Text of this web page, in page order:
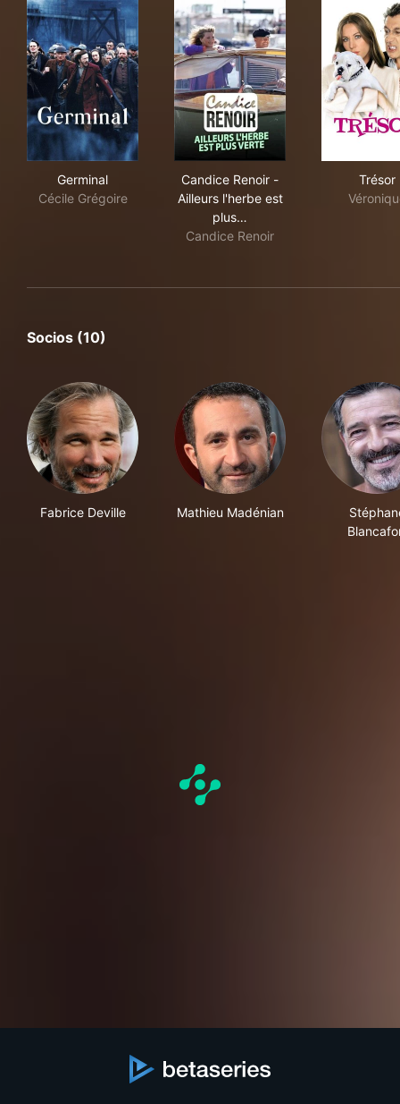
Germinal
Cécile Grégoire
Candice Renoir -
Ailleurs l'herbe est
plus…
Candice Renoir
Trésor
Socios (10)
Fabrice Deville Mathieu Madénian